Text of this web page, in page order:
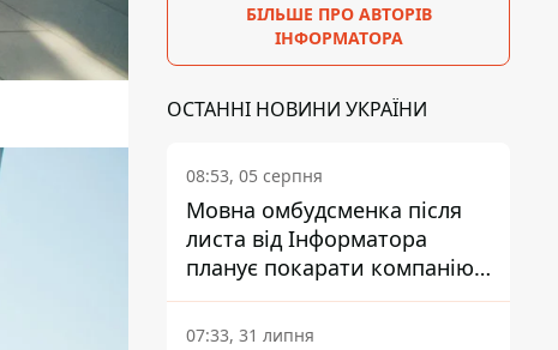
БІЛЬШЕ ПРО АВТОРІВ
ІНФОРМАТОРА
ОСТАННІ НОВИНИ УКРАЇНИ
08:53, 05 серпня
Мовна омбудсменка після
листа від Інформатора
планує покарати компанію-
підрядника ПриватБанку
07:33, 31 липня